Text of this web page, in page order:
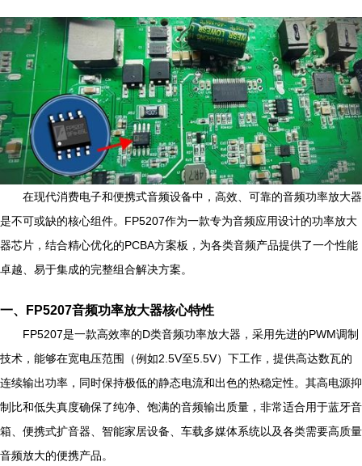
在现代消费电子和便携式音频设备中，高效、可靠的音频功率放大器
是不可或缺的核心组件。FP5207作为一款专为音频应用设计的功率放大
器芯片，结合精心优化的PCBA方案板，为各类音频产品提供了一个性能
卓越、易于集成的完整组合解决方案。
一、FP5207音频功率放大器核心特性
FP5207是一款高效率的D类音频功率放大器，采用先进的PWM调制
技术，能够在宽电压范围（例如2.5V至5.5V）下工作，提供高达数瓦的
连续输出功率，同时保持极低的静态电流和出色的热稳定性。其高电源抑
制比和低失真度确保了纯净、饱满的音频输出质量，非常适合用于蓝牙音
箱、便携式扩音器、智能家居设备、车载多媒体系统以及各类需要高质量
音频放大的便携产品。